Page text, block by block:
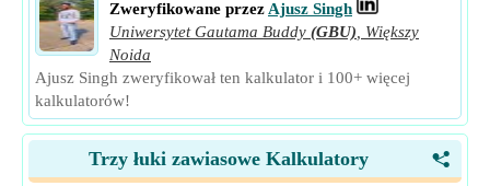
Zweryfikowane przez Ajusz Singh
Uniwersytet Gautama Buddy (GBU)
Większy
Noida
Ajusz Singh zweryfikował ten kalkulator i 100+ więcej
kalkulatorów!
<
Trzy łuki zawiasowe Kalkulatory